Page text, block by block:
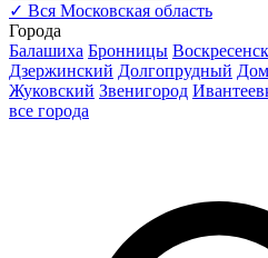
✓ Вся Московская область
Города
Балашиха Бронницы Воскресенск
Дзержинский Долгопрудный
Жуковский Звенигород
все города